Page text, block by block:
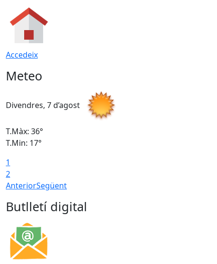
Accedeix
Meteo
Divendres, 7 d’agost
T.Màx: 36°
T.Min: 17°
1
2
AnteriorSegüent
Butlletí digital